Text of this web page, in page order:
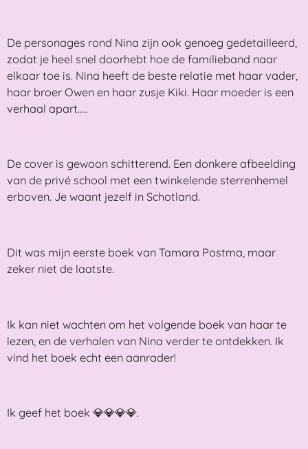
De personages rond Nina zijn ook genoeg gedetailleerd,
zodat je heel snel doorhebt hoe de familieband naar
elkaar toe is. Nina heeft de beste relatie met haar vader,
haar broer Owen en haar zusje Kiki. Haar moeder is een
verhaal apart…..
De cover is gewoon schitterend. Een donkere afbeelding
van de privé school met een twinkelende sterrenhemel
erboven. Je waant jezelf in Schotland.
Dit was mijn eerste boek van Tamara Postma, maar
zeker niet de laatste.
Ik kan niet wachten om het volgende boek van haar te
lezen, en de verhalen van Nina verder te ontdekken. Ik
vind het boek echt een aanrader!
Ik geef het boek 💎💎💎💎.